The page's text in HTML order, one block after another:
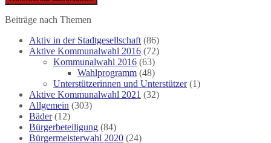
Beiträge nach Themen
Aktiv in der Stadtgesellschaft (86)
Aktive Kommunalwahl 2016 (72)
Kommunalwahl 2016 (63)
Wahlprogramm (48)
Unterstützerinnen und Unterstützer(1)
Aktive Kommunalwahl 2021 (32)
Allgemein (303)
Bäder(12)
Bürgerbeteiligung (84)
Bürgermeisterwahl 2020 (24)